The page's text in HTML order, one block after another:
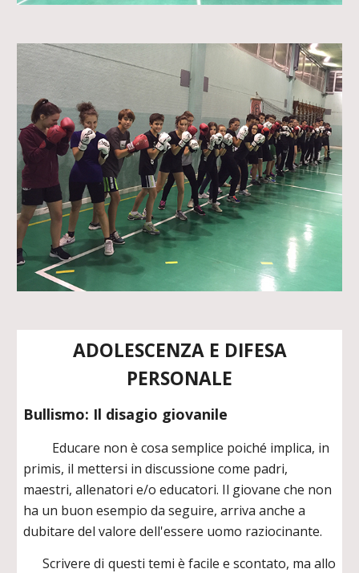
ADOLESCENZA E DIFESA
PERSONALE
Bullismo: Il disagio giovanile
Educare non è cosa semplice poiché implica, in
primis, il mettersi in discussione come padri,
maestri, allenatori e/o educatori. Il giovane che non
ha un buon esempio da seguire, arriva anche a
dubitare del valore dell'essere uomo raziocinante.
Scrivere di questi temi è facile e scontato, ma allo